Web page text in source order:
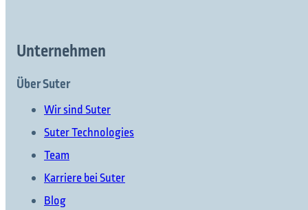
Unternehmen
Über Suter
Wir sind Suter
Suter Technologies
Team
Karriere bei Suter
Blog